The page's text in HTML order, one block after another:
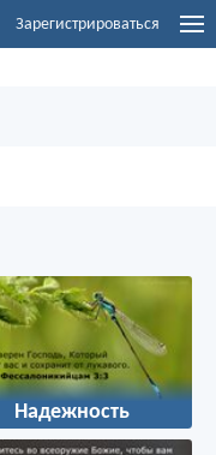
Зарегистрироваться
Надежность